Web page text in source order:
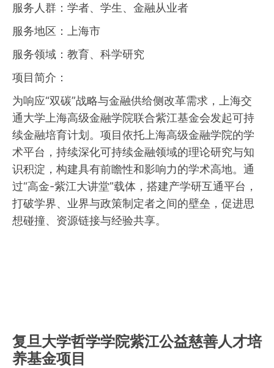
服务人群：学者、学生、金融从业者
服务地区：上海市
服务领域：教育、科学研究
项目简介：
为响应“双碳”战略与金融供给侧改革需求，上海交
通大学上海高级金融学院联合紫江基金会发起可持
续金融培育计划。项目依托上海高级金融学院的学
术平台，持续深化可持续金融领域的理论研究与知
识积淀，构建具有前瞻性和影响力的学术高地。通
过“高金-紫江大讲堂”载体，搭建产学研互通平台，
打破学界、业界与政策制定者之间的壁垒，促进思
想碰撞、资源链接与经验共享。
复旦大学哲学学院紫江公益慈善人才培
养基金项目